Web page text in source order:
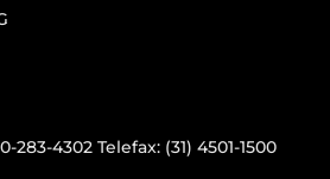
283-4302 Telefax: (31) 4501-1500